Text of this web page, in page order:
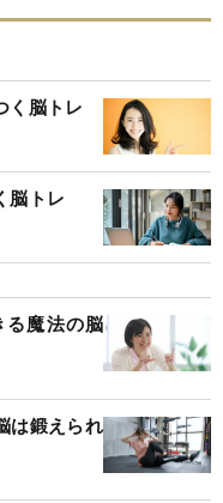
く脳トレ
脳トレ
る魔法の脳
は鍛えられ